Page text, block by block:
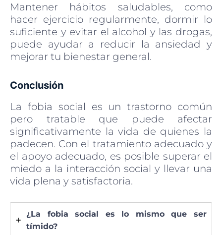
Mantener hábitos saludables, como
hacer ejercicio regularmente, dormir lo
suficiente y evitar el alcohol y las drogas,
puede ayudar a reducir la ansiedad y
mejorar tu bienestar general.
Conclusión
La fobia social es un trastorno común
pero tratable que puede afectar
significativamente la vida de quienes la
padecen. Con el tratamiento adecuado y
el apoyo adecuado, es posible superar el
miedo a la interacción social y llevar una
vida plena y satisfactoria.
¿La fobia social es lo mismo que ser
tímido?